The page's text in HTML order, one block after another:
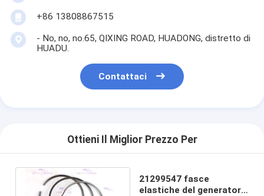
+86 13808867515
- No, no, no.65, QIXING ROAD, HUADONG, distretto di
HUADU.
Contattaci
Ottieni Il Miglior Prezzo Per
21299547 fasce
elastiche del generatore